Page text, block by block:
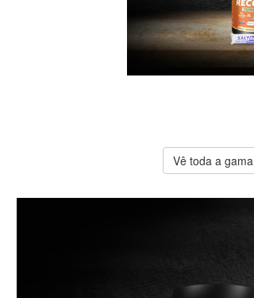
Vê toda a gama